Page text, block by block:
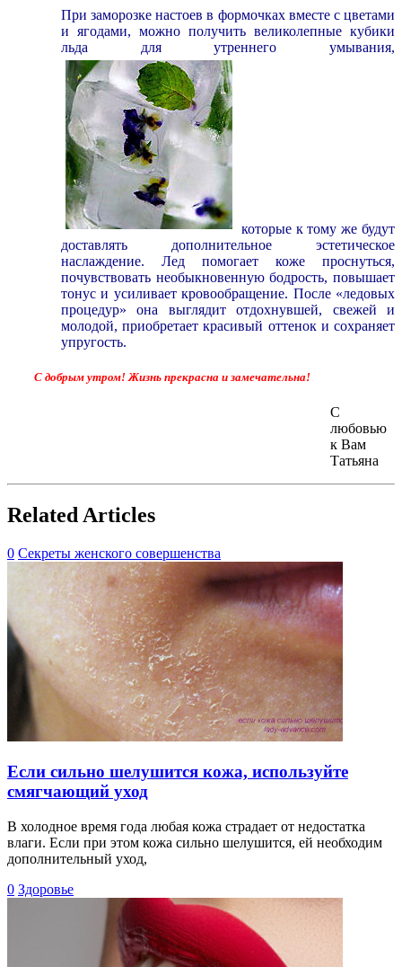
При заморозке настоев в формочках вместе с цветами
и ягодами, можно получить великолепные кубики
льда для утреннего умывания,
которые к тому же будут
доставлять дополнительное эстетическое
наслаждение. Лед помогает коже проснуться,
почувствовать необыкновенную бодрость, повышает
тонус и усиливает кровообращение. После «ледовых
процедур» она выглядит отдохнувшей, свежей и
молодой, приобретает красивый оттенок и сохраняет
упругость.
С добрым утром! Жизнь прекрасна и замечательна!
С
любовью
к Вам
Татьяна
Related Articles
0 Секреты женского совершенства
Если сильно шелушится кожа, используйте
смягчающий уход
В холодное время года любая кожа страдает от недостатка
влаги. Если при этом кожа сильно шелушится, ей необходим
дополнительный уход,
0 Здоровье